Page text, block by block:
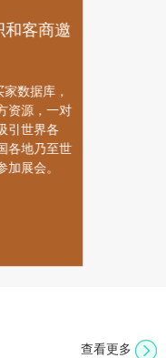
和客商邀
数据库，
资源，一对
引世界各
各地乃至世
展会。
查看更多